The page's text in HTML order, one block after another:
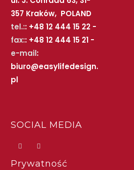
357 Kraków, POLAND
tel.:: +48 12 444 15 22 -
fax:: +48 12 444 15 21 -
e-mail:
biuro@easylifedesign.
pl
SOCIAL MEDIA
Prywatność